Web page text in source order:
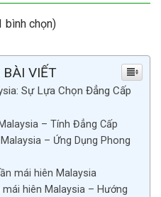
bình chọn)
BÀI VIẾT
Sự Lựa Chọn Đẳng Cấp
– Tính Đẳng Cấp
– Ứng Dụng Phong
mái hiên Malaysia
mái hiên Malaysia – Hướng